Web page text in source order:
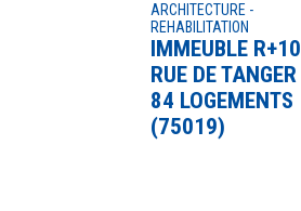
ARCHITECTURE -
REHABILITATION
IMMEUBLE R+10
RUE DE TANGER
84 LOGEMENTS
(75019)